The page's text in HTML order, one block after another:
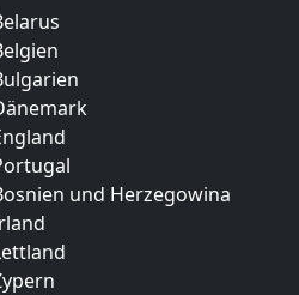
und Herzegowina